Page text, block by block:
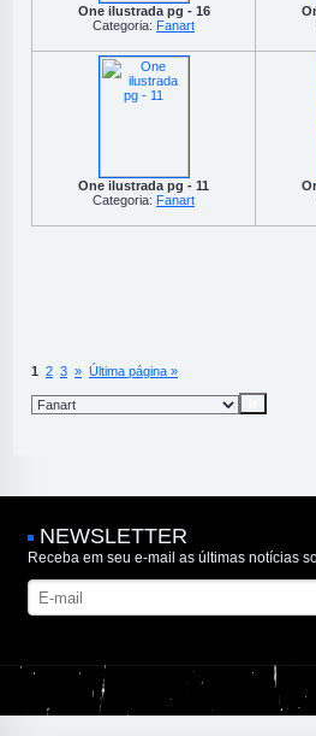
One ilustrada pg - 16
Categoria: Fanart
One ilustrada pg - 11
Categoria: Fanart
1 2 3 » Última página »
NEWSLETTER
Receba em seu e-mail as últimas notícias